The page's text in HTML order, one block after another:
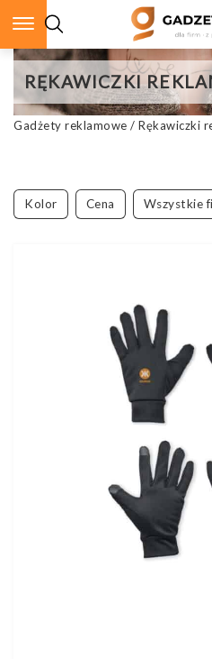
RĘKAWICZKI
Gadżety reklamowe / Rękawiczki
Kolor Cena Wszystkie